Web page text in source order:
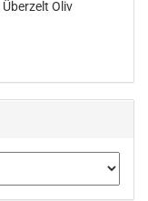
Oliv